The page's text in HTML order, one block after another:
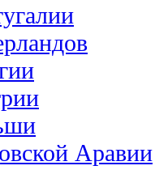
Аравии